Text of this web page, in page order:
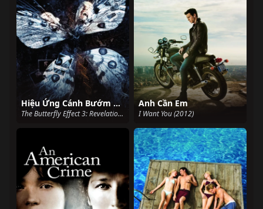
Hiệu Ứng Cánh Bướm 3: Khải Huyền
The Butterfly Effect 3: Revelations (2009)
Anh Cần Em
I Want You (2012)